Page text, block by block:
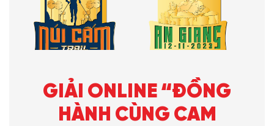
GIẢI ONLINE “ĐỒNG
HÀNH CÙNG CAM